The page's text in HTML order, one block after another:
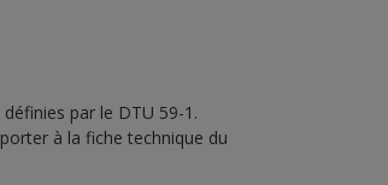
par le DTU 59-1.
à la fiche technique du